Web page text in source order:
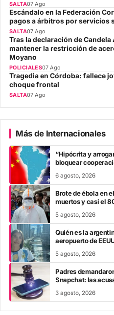
SALTA07 Ago
Escándalo en la Federación
pagos a árbitros por servicios
SALTA07 Ago
Tras la declaración de
mantener la restricción de
Moyano
POLICIALES07 Ago
Tragedia en Córdoba: fallece
choque frontal
SALTA07 Ago
Más de Internacionales
“Hipócrita y
bloquear
6 agosto, 2026
Brote de ébola en
muertos y casi el
5 agosto, 2026
Quién es la
aeropuerto de
5 agosto, 2026
Padres
Snapchat: las
3 agosto, 2026